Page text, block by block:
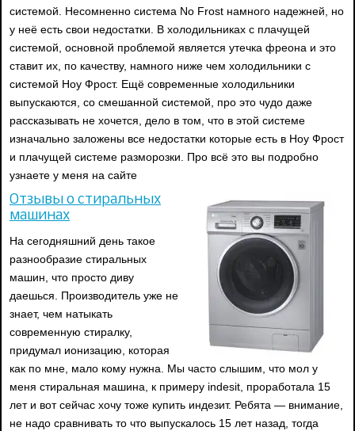
системой. Несомненно система No Frost намного надежней, но
у неё есть свои недостатки. В холодильниках с плачущей
системой, основной проблемой является утечка фреона и это
ставит их, по качеству, намного ниже чем холодильники с
системой Ноу Фрост. Ещё современные холодильники
выпускаются, со смешанной системой, про это чудо даже
рассказывать не хочется, дело в том, что в этой системе
изначально заложены все недостатки которые есть в Ноу Фрост
и плачущей системе разморозки. Про всё это вы подробно
узнаете у меня на сайте
Отзывы о стиральных
машинах
На сегодняшний день такое
разнообразие стиральных
машин, что просто диву
даешься. Производитель уже не
знает, чем натыкать
современную стиралку,
придумал ионизацию, которая
как по мне, мало кому нужна. Мы часто слышим, что мол у
меня стиральная машина, к примеру indesit, проработала 15
лет и вот сейчас хочу тоже купить индезит. Ребята — внимание,
не надо сравнивать то что выпускалось 15 лет назад, тогда